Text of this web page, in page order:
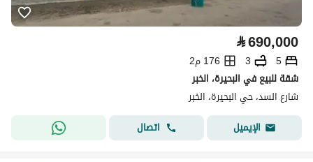
⃁690,000
5
3
176 م2
شقة للبيع في البحيرة، الخبر
شارع السد، حي البحيرة، الخبر
الإيميل
اتصال